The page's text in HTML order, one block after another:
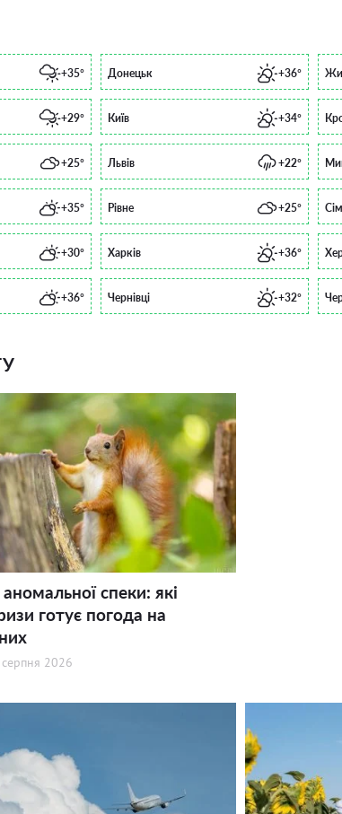
+35° Донецьк +36°
+29° Київ +34°
+25° Львів +22°
+35° Рівне +25°
+30° Харків +36°
+36° Чернівці +32°
аномальної спеки: які
готує погода на
2026